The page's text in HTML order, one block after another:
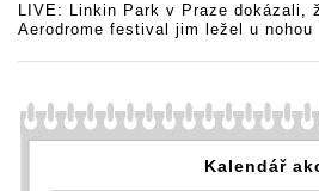
LIVE: Linkin Park v Praze dokázali,
Aerodrome festival jim ležel u nohou
Kalendář